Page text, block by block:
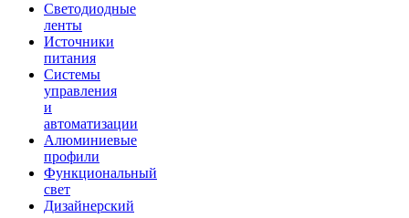
Светодиодные
ленты
Источники
питания
Системы
управления
и
автоматизации
Алюминиевые
профили
Функциональный
свет
Дизайнерский